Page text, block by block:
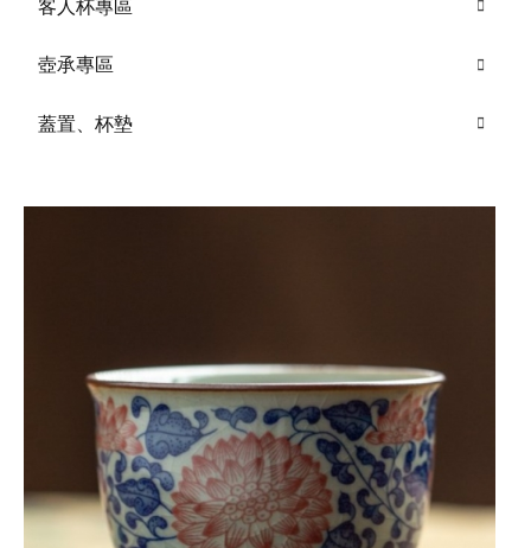
客人杯專區
壺承專區
蓋置、杯墊